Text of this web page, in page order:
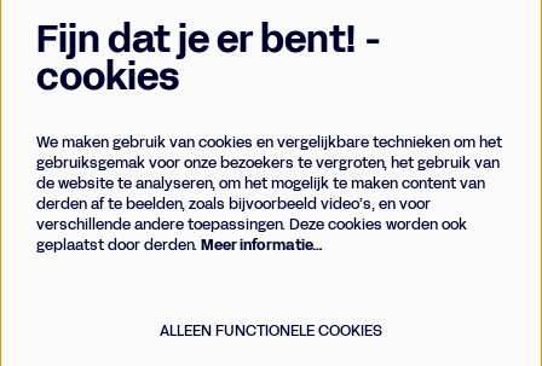
Businessclub
Vrienden
Techniek
Fijn dat je er bent! -
cookies
We maken gebruik van cookies en vergelijkbare technieken om het
gebruiksgemak voor onze bezoekers te vergroten, het gebruik van
de website te analyseren, om het mogelijk te maken content van
derden af te beelden, zoals bijvoorbeeld video’s, en voor
verschillende andere toepassingen. Deze cookies worden ook
geplaatst door derden.Meer informatie…
ALLEEN FUNCTIONELE COOKIES